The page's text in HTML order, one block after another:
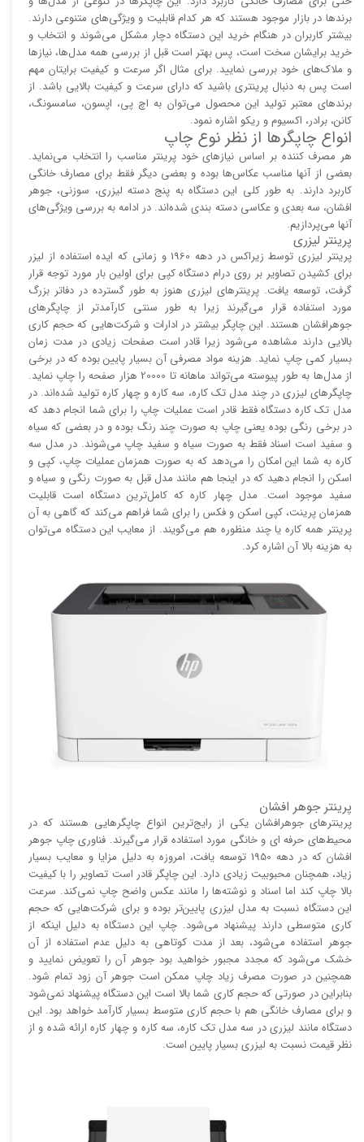
برند‌ها در بازار موجود هستند که هر کدام قابلیت و ویژگی‌های متنوعی دارند.
بیشتر کاربران در هنگام خرید این دستگاه دچار مشکل می‌شوند و انتخاب و
خرید برایشان سخت است، پس بهتر است قبل از بررسی همه مدل‌ها، نیاز‌ها
و ملاک‌های خود بررسی نمایید. برای مثال اگر سرعت و کیفیت برایتان مهم
است پس به دنبال پرینتری باشید که دارای سرعت و کیفیت بالایی باشد. از
برند‌های معتبر تولید این محصول می‌توان به اچ پی، اپسون، سامسونگ،
کانن، برادر، اکسیوم و ریکو اشاره نمود.
انواع چاپگر‌ها از نظر نوع چاپ
هر مصرف کننده بر اساس نیاز‌های خود پرینتر مناسب را انتخاب می‌نماید.
بعضی از آنها مناسب عکاس‌ها بوده و بعضی دیگر فقط برای مصارف خانگی
کاربرد دارند. به طور کلی این دستگاه به پنج دسته لیزری، سوزنی، جوهر
افشان، سه بعدی و عکاسی دسته بندی شده‌اند. در ادامه به بررسی ویژگی‌های
آنها می‌پردازیم.
پرینتر لیزری
پرینتر لیزری توسط زیراکس در دهه 1960 و زمانی که ایده استفاده از لیزر
برای کشیدن تصاویر بر روی درام دستگاه کپی برای اولین بار مورد توجه قرار
گرفت، توسعه یافت. پرینتر‌های لیزری هنوز به طور گسترده در دفاتر بزرگ
مورد استفاده قرار می‌گیرند زیرا به طور سنتی کارآمد‌‌تر از چاپگر‌های
جوهرافشان هستند. این چاپگر بیشتر در ادارات و شرکت‌هایی که حجم کاری
بالایی دارند مشاهده می‌شود زیرا قادر است صفحات زیادی در مدت زمان
بسیار کمی چاپ نماید. هزینه مواد مصرفی آن بسیار پایین بوده که در برخی
از مدل‌ها به طور پیوسته می‌تواند ماهانه تا 20000 هزار صفحه را چاپ نماید.
چاپگر‌های لیزری در چند مدل تک کاره، سه کاره و چهار کاره تولید شده‌اند. در
مدل تک کاره دستگاه فقط قادر است عملیات چاپ را برای شما انجام دهد که
در برخی رنگی بوده یعنی چاپ به صورت چند رنگ بوده و در بعضی که سیاه
و سفید است اسناد فقط به صورت سیاه و سفید چاپ می‌شوند. در مدل سه
کاره به شما این امکان را می‌دهد که به صورت همزمان عملیات چاپ، کپی و
اسکن را انجام دهید که در اینجا هم مانند مدل قبل به صورت رنگی و سیاه و
سفید موجود است. مدل چهار کاره که کامل‌ترین دستگاه است قابلیت
همزمان پرینت، کپی اسکن و فکس را برای شما فراهم می‌کند که گاهی به آن
پرینتر همه کاره یا چند منظوره هم می‌گویند. از معایب این دستگاه می‌توان
به هزینه بالا آن اشاره کرد.
پرینتر جوهر افشان
پرینتر‌های جوهرافشان یکی از رایج‌ترین انواع چاپگر‌هایی هستند که در
محیط‌های حرفه ای و خانگی مورد استفاده قرار می‌گیرند. فناوری چاپ جوهر
افشان که در دهه 1950 توسعه یافت، امروزه به دلیل مزایا و معایب بسیار
زیاد، همچنان محبوبیت زیادی دارد. این چاپگر قادر است تصاویر را با کیفیت
بالا چاپ کند اما اسناد و نوشته‌ها را مانند عکس واضح چاپ نمی‌کند. سرعت
این دستگاه نسبت به مدل لیزری پایین‌تر بوده و برای شرکت‌هایی که حجم
کاری متوسطی دارند پیشنهاد می‌شود. چاپ این دستگاه به دلیل اینکه از
جوهر استفاده می‌شود، بعد از مدت کوتاهی به دلیل عدم استفاده از آن
خشک می‌شود که مجدد مجبور خواهید بود جوهر آن را تعویض نمایید و
همچنین در صورت مصرف زیاد چاپ ممکن است جوهر آن زود تمام شود.
بنابراین در صورتی که حجم کاری شما بالا است این دستگاه پیشنهاد نمی‌شود
و برای مصارف خانگی هم با حجم کاری متوسط بسیار کارآمد خواهد بود. این
دستگاه مانند لیزری در سه مدل تک کاره، سه کاره و چهار کاره ارائه شده و از
نظر قیمت نسبت به لیزری بسیار پایین است.